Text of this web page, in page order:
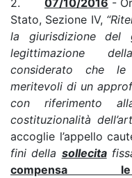
Stato, Sezione IV,
la giurisdizione del
legittimazione
considerato che le
meritevoli di un
con riferimento
costituzionalità
accoglie l’appello
fini della sollecita
compensa